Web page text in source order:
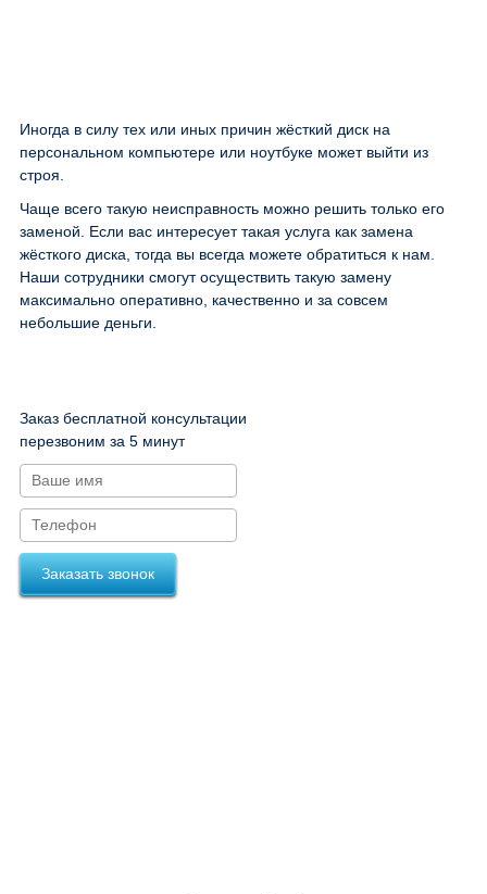
Иногда в силу тех или иных причин жёсткий диск на
персональном компьютере или ноутбуке может выйти из
строя.
Чаще всего такую неисправность можно решить только его
заменой. Если вас интересует такая услуга как замена
жёсткого диска, тогда вы всегда можете обратиться к нам.
Наши сотрудники смогут осуществить такую замену
максимально оперативно, качественно и за совсем
небольшие деньги.
Заказ бесплатной консультации
перезвоним за 5 минут
Заказать звонок